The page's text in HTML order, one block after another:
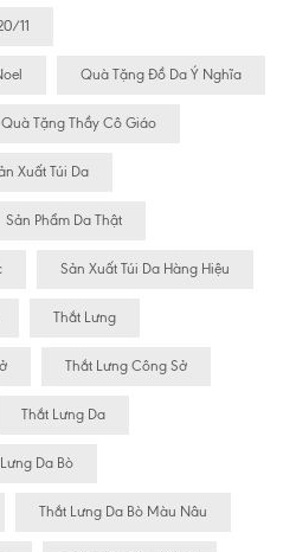
11
Quà Tặng Đồ Da Ý Nghĩa
Quà Tặng Thầy Cô Giáo
Xuất Túi Da
Sản Phẩm Da Thật
Sản Xuất Túi Da Hàng Hiệu
Thắt Lưng
Thắt Lưng Công Sở
Thắt Lưng Da
Da Bò
Thắt Lưng Da Bò Màu Nâu